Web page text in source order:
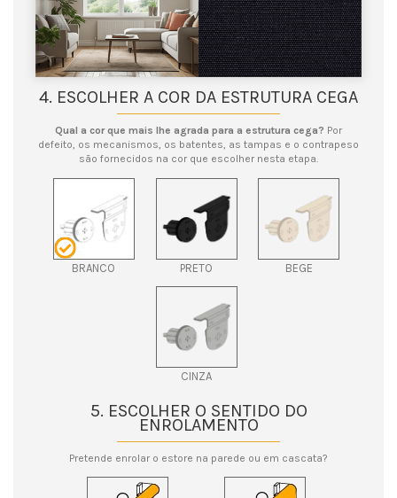
4. ESCOLHER A COR DA ESTRUTURA CEGA
Qual a cor que mais lhe agrada para a estrutura cega? Por
defeito, os mecanismos, os batentes, as tampas e o contrapeso
são fornecidos na cor que escolher nesta etapa.
BRANCO PRETO BEGE
CINZA
5. ESCOLHER O SENTIDO DO
ENROLAMENTO
Pretende enrolar o estore na parede ou em cascata?